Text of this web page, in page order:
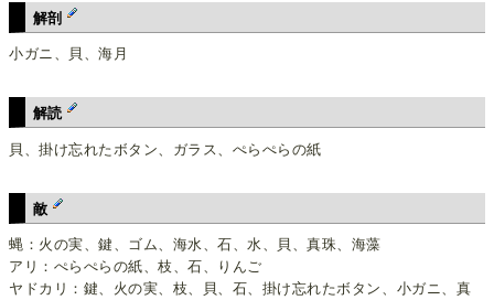
解剖
小ガニ、貝、海月
解読
貝、掛け忘れたボタン、ガラス、ぺらぺらの紙
敵
蝿：火の実、鍵、ゴム、海水、石、水、貝、真珠、海藻
アリ：ぺらぺらの紙、枝、石、りんご
ヤドカリ：鍵、火の実、枝、貝、石、掛け忘れたボタン、小ガニ、真